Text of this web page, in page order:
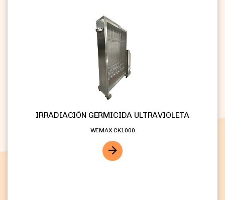
IRRADIACIÓN GERMICIDA ULTRAVIOLETA
WEMAX CK1000